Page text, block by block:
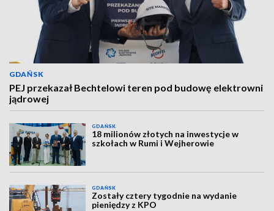
GDAŃSK
PEJ przekazał Bechtelowi teren pod budowę elektrowni
jądrowej
GDAŃSK
18 milionów złotych na inwestycje w
szkołach w Rumi i Wejherowie
GDAŃSK
Zostały cztery tygodnie na wydanie
pieniędzy z KPO